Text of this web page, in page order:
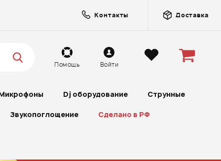
Контакты Доставка
Помощь Войти
Dj оборудование Струнные
Звукопоглощение Сделано в РФ